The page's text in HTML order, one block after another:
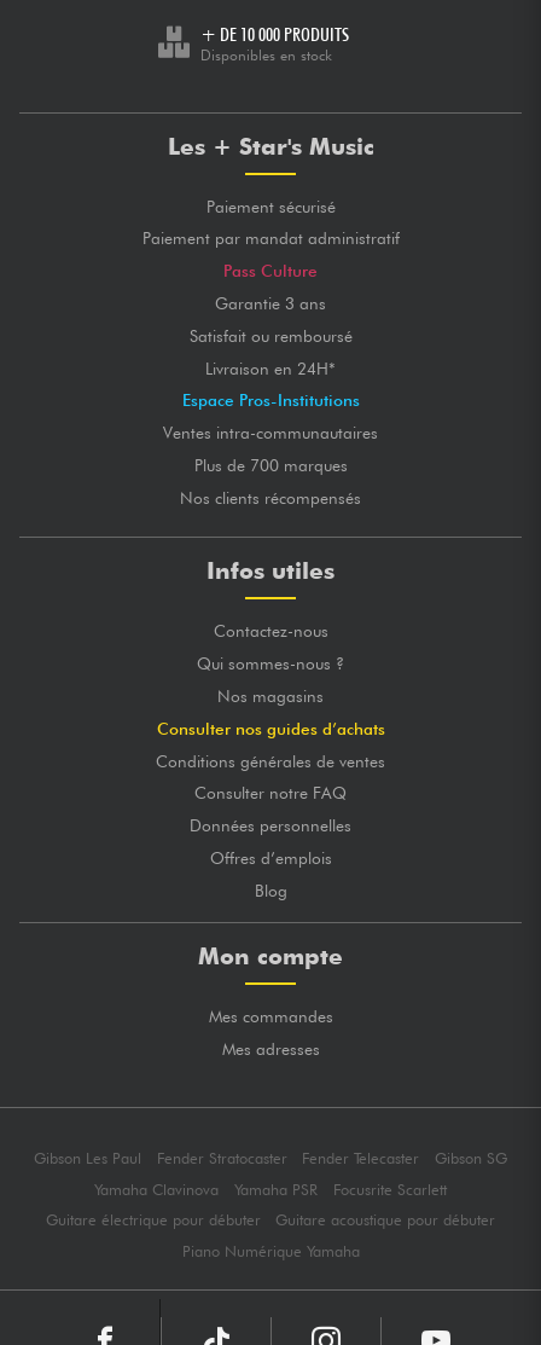
+ DE 10 000 PRODUITS
Disponibles en stock
Les + Star's Music
Paiement sécurisé
Paiement par mandat administratif
Pass Culture
Garantie 3 ans
Satisfait ou remboursé
Livraison en 24H*
Espace Pros-Institutions
Ventes intra-communautaires
Plus de 700 marques
Nos clients récompensés
Infos utiles
Contactez-nous
Qui sommes-nous ?
Nos magasins
Consulter nos guides d’achats
Conditions générales de ventes
Consulter notre FAQ
Données personnelles
Offres d’emplois
Blog
Mon compte
Mes commandes
Mes adresses
Gibson Les Paul Fender Stratocaster Fender Telecaster
Gibson SG
Yamaha Clavinova
Yamaha PSR
Focusrite Scarlett
Guitare électrique pour débuter
Guitare acoustique pour débuter
Piano Numérique Yamaha